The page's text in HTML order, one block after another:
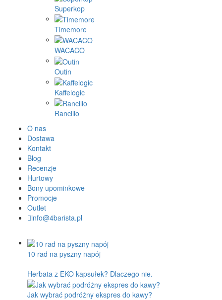
Superkop
Timemore
WACACO
Outin
Kaffelogic
Rancilio
O nas
Dostawa
Kontakt
Blog
Recenzje
Hurtowy
Bony upominkowe
Promocje
Outlet
info@4barista.pl
10 rad na pyszny napój
Herbata z EKO kapsułek? Dlaczego nie.
Jak wybrać podróżny ekspres do kawy?